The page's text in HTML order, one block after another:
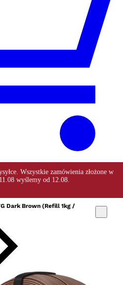
Dark Brown (Refill 1kg /